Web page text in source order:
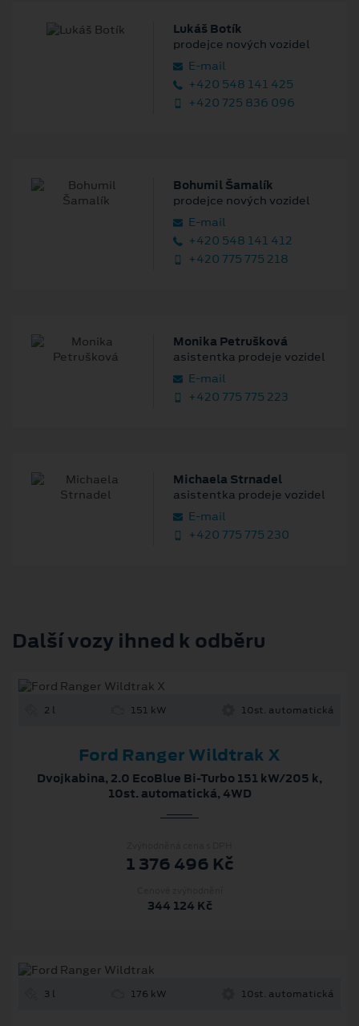
Lukáš Botík
prodejce nových vozidel
E‑mail
+420 548 141 425
+420 725 836 096
Bohumil Šamalík
prodejce nových vozidel
E‑mail
+420 548 141 412
+420 775 775 218
Monika Petrušková
asistentka prodeje vozidel
E‑mail
+420 775 775 223
Michaela Strnadel
asistentka prodeje vozidel
E‑mail
+420 775 775 230
Další vozy ihned k odběru
2 l 151 kW 10st. automatická
Ford Ranger Wildtrak X
Dvojkabina, 2.0 EcoBlue Bi-Turbo 151 kW/205 k,
10st. automatická, 4WD
1 376 496 Kč
344 124 Kč
3 l 176 kW 10st. automatická